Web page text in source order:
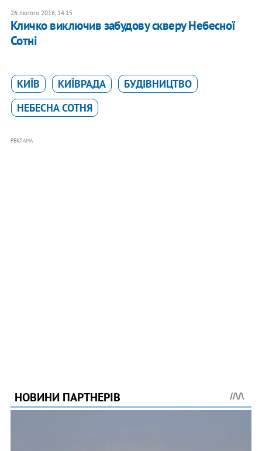
26 лютого 2016, 14:15
Кличко виключив забудову скверу Небесної
Сотні
КИЇВ КИЇВРАДА
БУДІВНИЦТВО
НЕБЕСНА СОТНЯ
РЕКЛАМА